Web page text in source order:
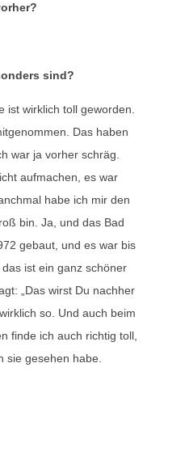
sind?
ist wirklich toll geworden.
Das haben
war ja vorher schräg.
aufmachen, es war
habe ich mir den
bin. Ja, und das Bad
gebaut, und es war bis
ist ein ganz schöner
„Das wirst Du nachher
so. Und auch beim
finde ich auch richtig toll,
sie gesehen habe.